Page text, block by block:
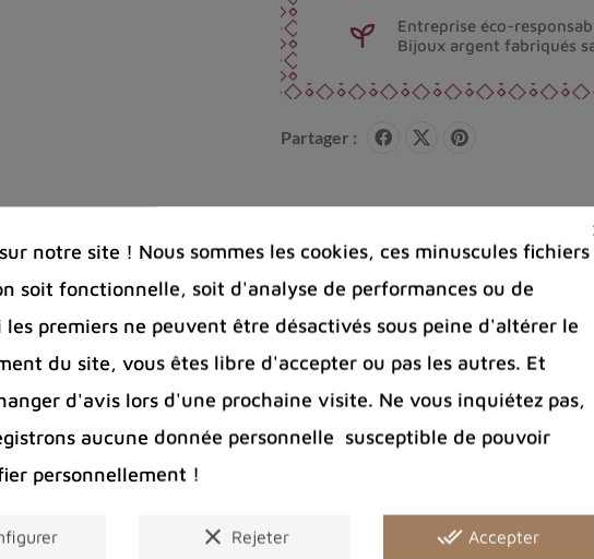
Entreprise éco-
Bijoux argent fabriqués
Partager :
Couleur
notre site ! Nous sommes les cookies, ces minuscules fichiers
soit fonctionnelle, soit d'analyse de performances ou de
les premiers ne peuvent être désactivés sous peine d'altérer le
du site, vous êtes libre d'accepter ou pas les autres. Et
d'avis lors d'une prochaine visite. Ne vous inquiétez pas,
aucune donnée personnelle susceptible de pouvoir
personnellement !
clear Rejeter done_all Accepter